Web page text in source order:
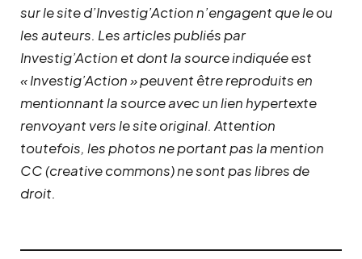
sur le site d’Investig’Action n’engagent que le ou
les auteurs. Les articles publiés par
Investig’Action et dont la source indiquée est
« Investig’Action » peuvent être reproduits en
mentionnant la source avec un lien hypertexte
renvoyant vers le site original. Attention
toutefois, les photos ne portant pas la mention
CC (creative commons) ne sont pas libres de
droit.